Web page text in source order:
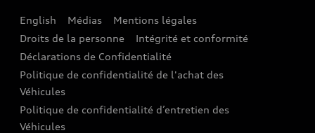
Audi connect
Assistance routière
Audi Care
Centres de carrosserie Audi
English Médias
Mentions légales
Droits de la personne
Intégrité et conformité
Déclarations de Confidentialité
Politique de confidentialité de l'achat des
Véhicules
Politique de confidentialité d’entretien des
Véhicules